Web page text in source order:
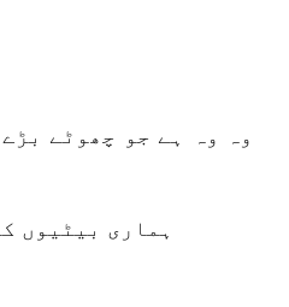
وہ وہ ہے جو چھوٹے
ہماری بیٹیوں